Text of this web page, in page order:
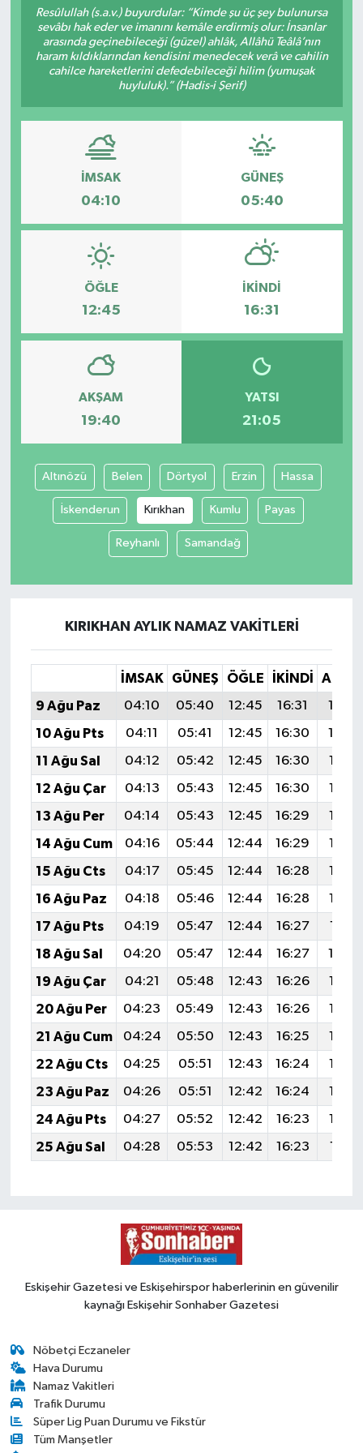
Resûlullah (s.a.v.) buyurdular: “Kimde şu üç şey bulunursa
sevâbı hak eder ve imanını kemâle erdirmiş olur: İnsanlar
arasında geçinebileceği (güzel) ahlâk, Allâhü Teâlâ’nın
haram kıldıklarından kendisini menedecek verâ ve cahilin
cahilce hareketlerini defedebileceği hilim (yumuşak
huyluluk).” (Hadis-i Şerif)
İMSAK
04:10
GÜNEŞ
05:40
ÖĞLE
12:45
İKINDI
16:31
AKŞAM
19:40
YATSI
21:05
Altınözü Belen Dörtyol Erzin Hassa
İskenderun Kırıkhan Kumlu Payas
Reyhanlı Samandağ
KIRIKHAN AYLIK NAMAZ VAKITLERI
İMSAK GÜNEŞ ÖĞLE İKINDI
9 Ağu Paz
04:10 05:40 12:45 16:31
19:40
10 Ağu Pts
04:11 05:41 12:45 16:30
19:39
11 Ağu Sal
04:12 05:42 12:45 16:30
19:38
12 Ağu Çar
04:13 05:43 12:45 16:30
19:37
13 Ağu Per
04:14 05:43 12:45 16:29
19:36
14 Ağu Cum
04:16 05:44 12:44 16:29
19:35
15 Ağu Cts
04:17 05:45 12:44 16:28
19:33
16 Ağu Paz
04:18 05:46 12:44 16:28
19:32
17 Ağu Pts
04:19 05:47 12:44 16:27
19:31
18 Ağu Sal
04:20 05:47 12:44 16:27
19:30
19 Ağu Çar
04:21 05:48 12:43 16:26
19:28
20 Ağu Per
04:23 05:49 12:43 16:26
19:27
21 Ağu Cum
04:24 05:50 12:43 16:25
19:26
22 Ağu Cts
04:25 05:51 12:43 16:24
19:25
23 Ağu Paz
04:26 05:51 12:42 16:24
19:23
24 Ağu Pts
04:27 05:52 12:42 16:23
19:22
25 Ağu Sal
04:28 05:53 12:42 16:23 19:21
Eskişehir Gazetesi ve Eskişehirspor haberlerinin en güvenilir
kaynağı Eskişehir Sonhaber Gazetesi
Nöbetçi Eczaneler
Hava Durumu
Namaz Vakitleri
Trafik Durumu
Süper Lig Puan Durumu ve Fikstür
Tüm Manşetler
Siyaset
Spor